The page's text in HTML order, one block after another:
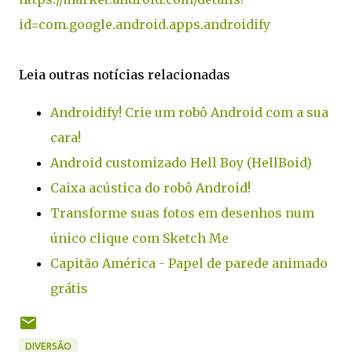
id=com.google.android.apps.androidify
Leia outras notícias relacionadas
Androidify! Crie um robô Android com a sua
cara!
Android customizado Hell Boy (HellBoid)
Caixa acústica do robô Android!
Transforme suas fotos em desenhos num
único clique com Sketch Me
Capitão América - Papel de parede animado
grátis
DIVERSÃO